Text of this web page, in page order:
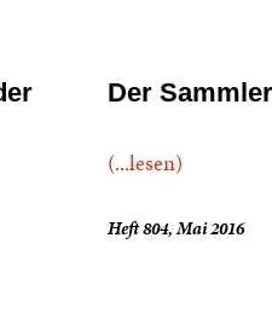
Der
(...lesen)
Heft 804, Mai 2016